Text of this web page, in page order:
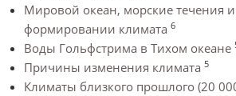
Мировой океан, морские течения
формировании климата 6
Воды Гольфстрима в Тихом океане
Причины изменения климата 5
Климаты близкого прошлого (20